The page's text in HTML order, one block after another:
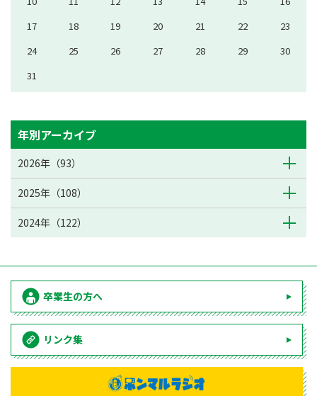
17
18 19 20 21 22
23
24
25 26 27 28 29
30
31
年別アーカイブ
2026年（93）
2025年（108）
2024年（122）
卒業生の方へ
リンク集